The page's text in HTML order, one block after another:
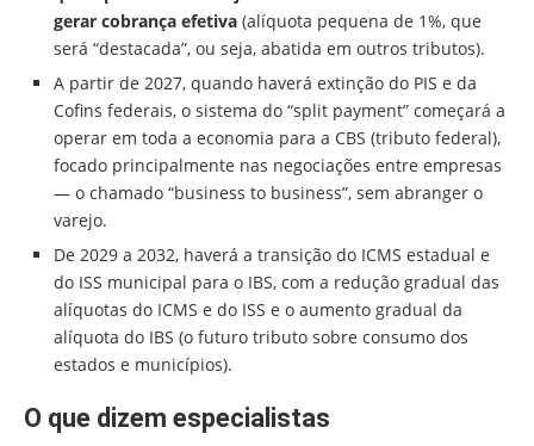
gerar cobrança efetiva (alíquota pequena de 1%, que
será “destacada”, ou seja, abatida em outros tributos).
A partir de 2027, quando haverá extinção do PIS e da
Cofins federais, o sistema do “split payment” começará a
operar em toda a economia para a CBS (tributo federal),
focado principalmente nas negociações entre empresas
— o chamado “business to business”, sem abranger o
varejo.
De 2029 a 2032, haverá a transição do ICMS estadual e
do ISS municipal para o IBS, com a redução gradual das
alíquotas do ICMS e do ISS e o aumento gradual da
alíquota do IBS (o futuro tributo sobre consumo dos
estados e municípios).
O que dizem especialistas